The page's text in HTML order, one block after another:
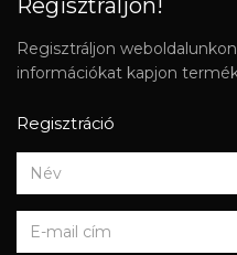
Regisztráljon!
Regisztráljon
információkat kapjon
Regisztráció